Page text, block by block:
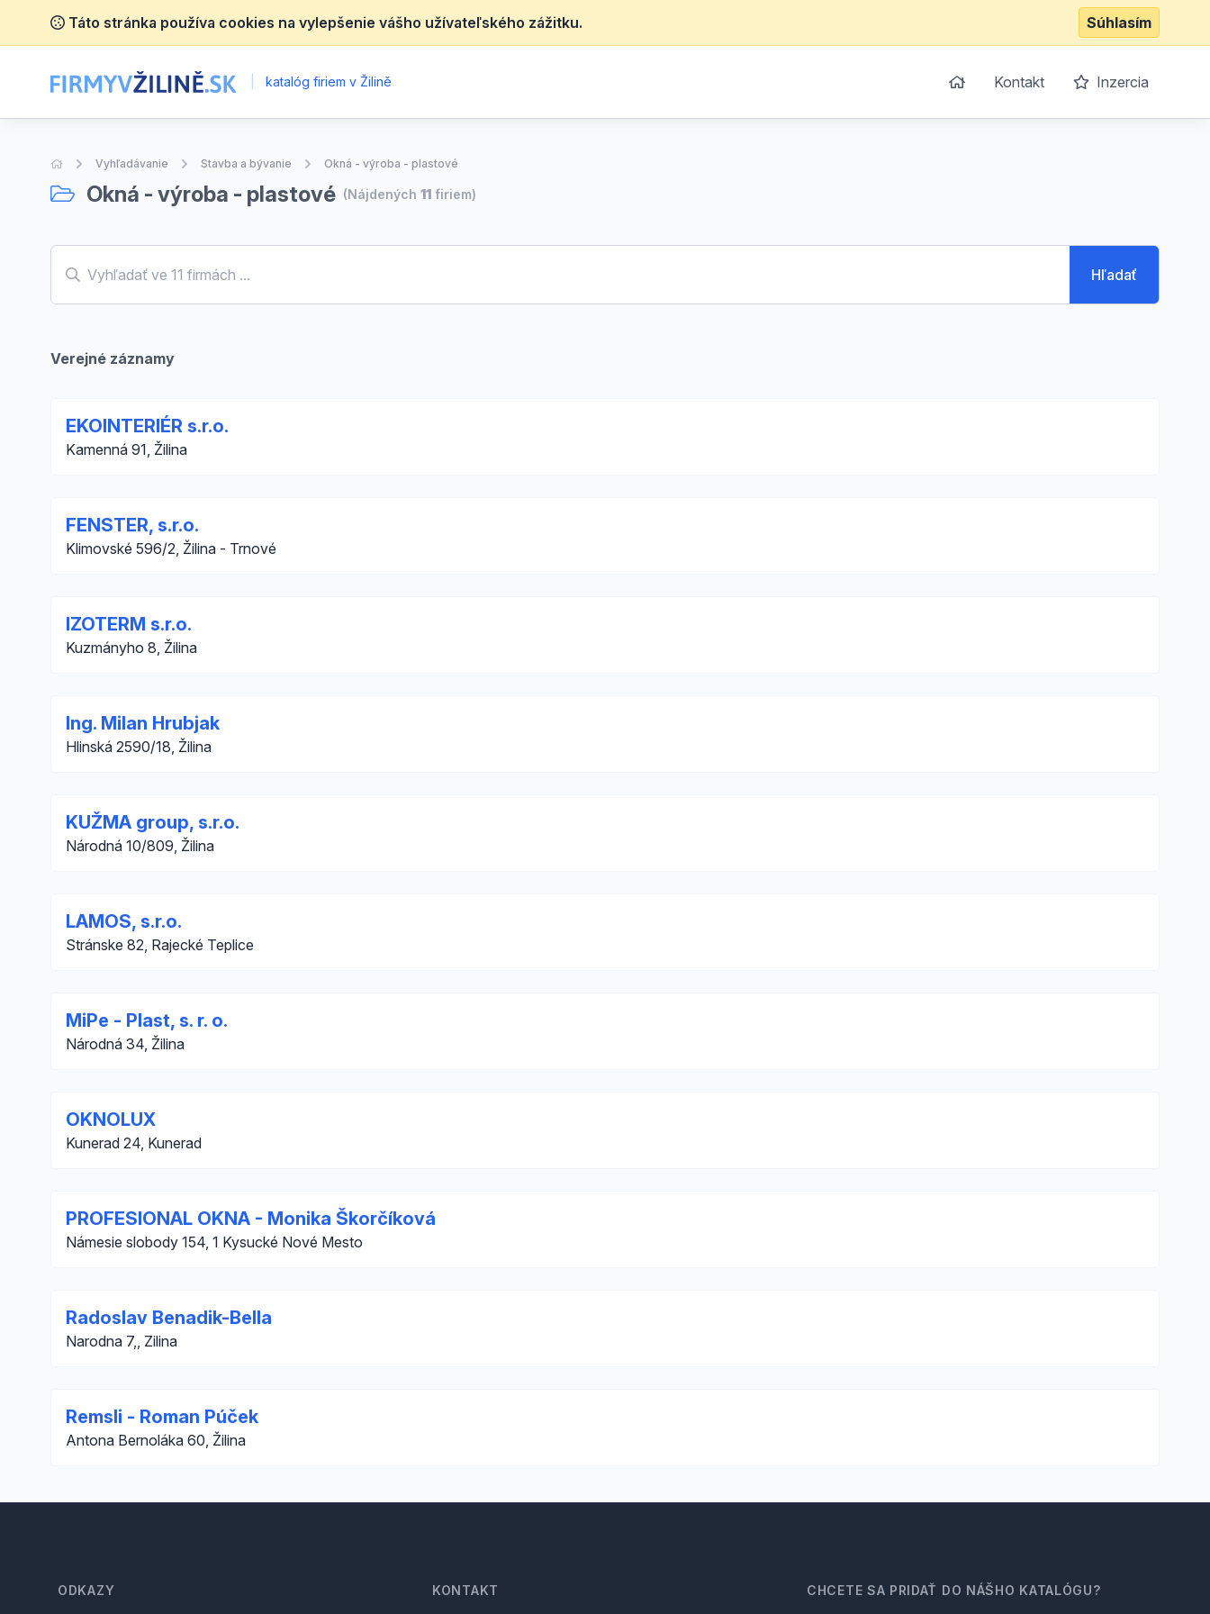
Táto stránka používa cookies na vylepšenie vášho užívateľského zážitku. Súhlasím
katalóg firiem v Žilině Kontakt Inzercia
Úvodná stránka
Vyhľadávanie Stavba a bývanie Okná - výroba - plastové
Okná - výroba - plastové (Nájdených 11 firiem)
Hľadať
Verejné záznamy
EKOINTERIÉR s.r.o.
Kamenná 91, Žilina
FENSTER, s.r.o.
Klimovské 596/2, Žilina - Trnové
IZOTERM s.r.o.
Kuzmányho 8, Žilina
Ing. Milan Hrubjak
Hlinská 2590/18, Žilina
KUŽMA group, s.r.o.
Národná 10/809, Žilina
LAMOS, s.r.o.
Stránske 82, Rajecké Teplice
MiPe - Plast, s. r. o.
Národná 34, Žilina
OKNOLUX
Kunerad 24, Kunerad
PROFESIONAL OKNA - Monika Škorčíková
Námesie slobody 154, 1 Kysucké Nové Mesto
Radoslav Benadik-Bella
Narodna 7,, Zilina
Remsli - Roman Púček
Antona Bernoláka 60, Žilina
ODKAZY KONTAKT CHCETE SA PRIDAŤ DO NÁŠHO KATALÓGU?